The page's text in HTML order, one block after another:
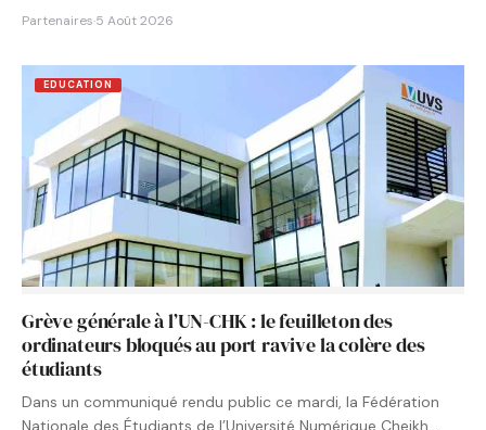
Partenaires·5 Août 2026
EDUCATION
Grève générale à l’UN-CHK : le feuilleton des
ordinateurs bloqués au port ravive la colère des
étudiants
Dans un communiqué rendu public ce mardi, la Fédération